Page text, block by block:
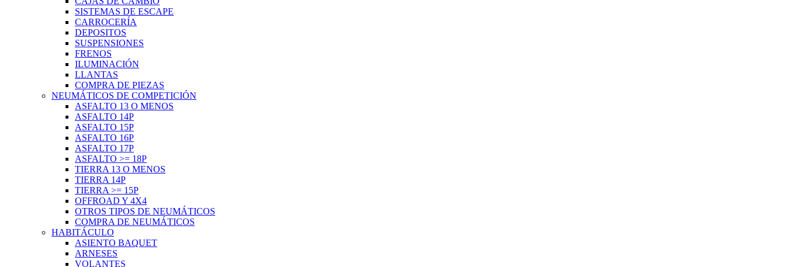
SISTEMAS DE ESCAPE
CARROCERÍA
DEPOSITOS
SUSPENSIONES
FRENOS
ILUMINACIÓN
LLANTAS
COMPRA DE PIEZAS
NEUMÁTICOS DE COMPETICIÓN
ASFALTO 13 O MENOS
ASFALTO 14P
ASFALTO 15P
ASFALTO 16P
ASFALTO 17P
ASFALTO >= 18P
TIERRA 13 O MENOS
TIERRA 14P
TIERRA >= 15P
OFFROAD Y 4X4
OTROS TIPOS DE NEUMÁTICOS
COMPRA DE NEUMÁTICOS
HABITÁCULO
ASIENTO BAQUET
ARNESES
VOLANTES